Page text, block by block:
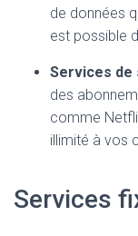
de données
est possible
Services de
des
comme
illimité à vos
Services